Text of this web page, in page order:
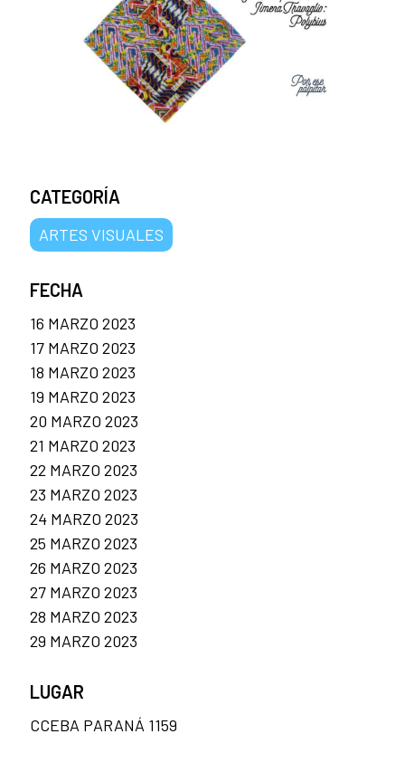
CATEGORÍA
ARTES VISUALES
FECHA
16 MARZO 2023
17 MARZO 2023
18 MARZO 2023
19 MARZO 2023
20 MARZO 2023
21 MARZO 2023
22 MARZO 2023
23 MARZO 2023
24 MARZO 2023
25 MARZO 2023
26 MARZO 2023
27 MARZO 2023
28 MARZO 2023
29 MARZO 2023
LUGAR
CCEBA PARANÁ 1159